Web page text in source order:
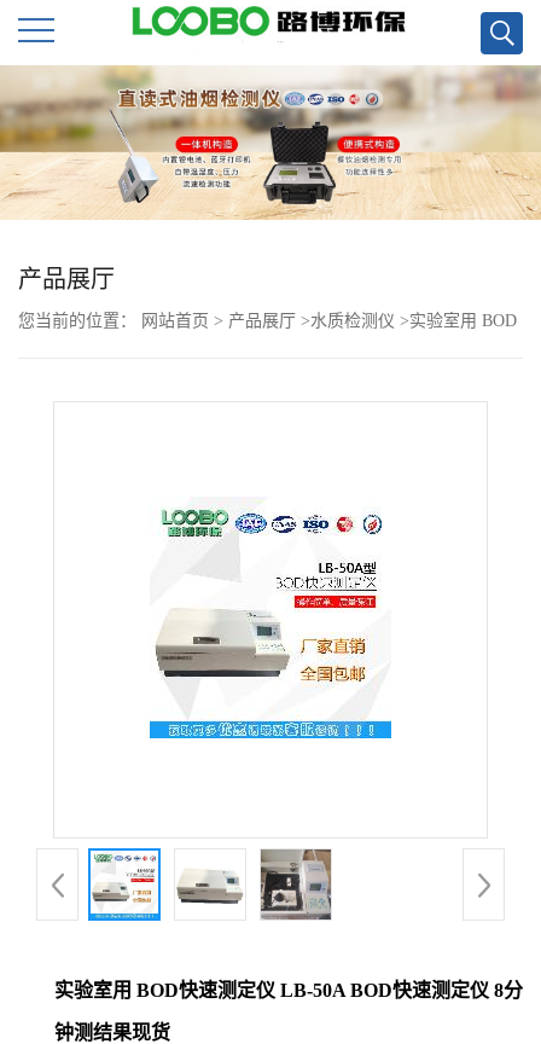
公
司
首
页
公
品
厅
产品展厅
您当前的位置： 网站首页 > 产品展厅 >水质检测仪 >实验室用 BOD
实验室用 BOD快速测定仪 LB-50A BOD快速测定仪 8分
钟测结果现货